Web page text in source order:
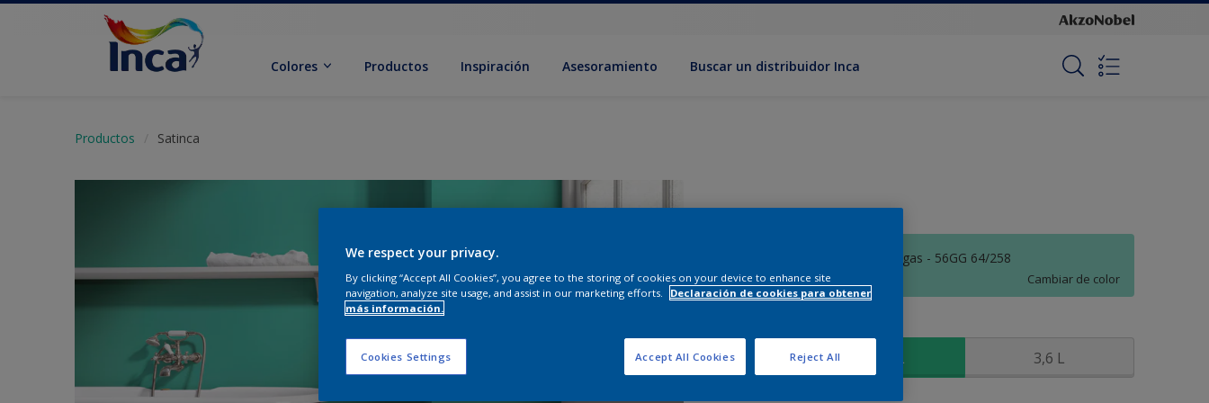
Colores Productos Inspiración Asesoramiento Buscar un distribuidor Inca
Productos Satinca
Maravillas Griegas - 56GG 64/258
Cambiar de color
900 ML 3,6 L
We respect your privacy.
By clicking “Accept All Cookies”, you agree to the storing of cookies on your device to enhance site
navigation, analyze site usage, and assist in our marketing efforts.
Declaración de cookies para obtener
más información.
Cookies Settings Reject All
Accept All Cookies